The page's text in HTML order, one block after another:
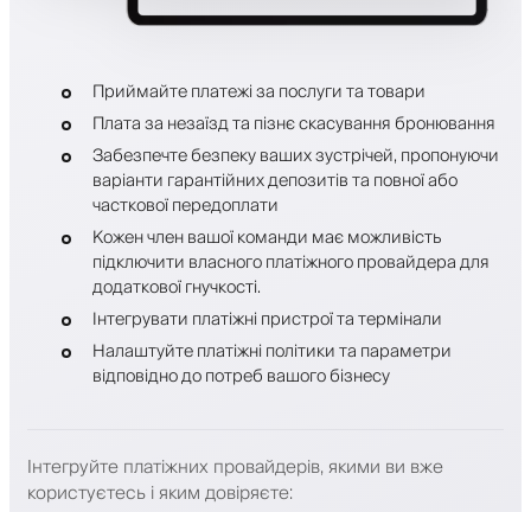
Приймайте платежі за послуги та товари
Плата за незаїзд та пізнє скасування бронювання
Забезпечте безпеку ваших зустрічей, пропонуючи
варіанти гарантійних депозитів та повної або
часткової передоплати
Кожен член вашої команди має можливість
підключити власного платіжного провайдера для
додаткової гнучкості.
Інтегрувати платіжні пристрої та термінали
Налаштуйте платіжні політики та параметри
відповідно до потреб вашого бізнесу
Інтегруйте платіжних провайдерів, якими ви вже
користуєтесь і яким довіряєте: